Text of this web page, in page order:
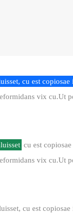
cu est
vix cu.Ut
cu est
vix cu.Ut
cu est